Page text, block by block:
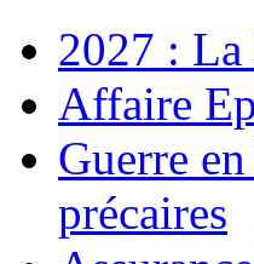
2027 :
Affaire
Guerre
précaires